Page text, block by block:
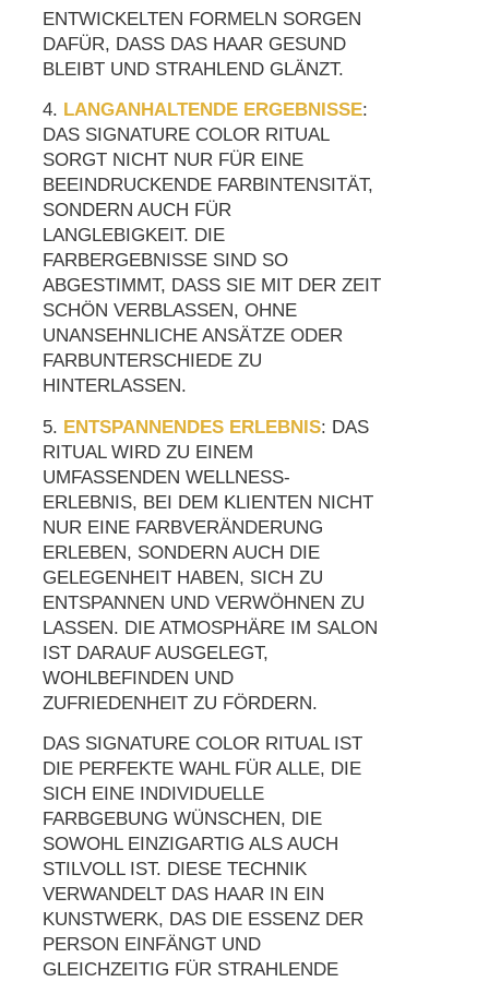
ENTWICKELTEN FORMELN SORGEN
DAFÜR, DASS DAS HAAR GESUND
BLEIBT UND STRAHLEND GLÄNZT.
4. LANGANHALTENDE ERGEBNISSE:
DAS SIGNATURE COLOR RITUAL
SORGT NICHT NUR FÜR EINE
BEEINDRUCKENDE FARBINTENSITÄT,
SONDERN AUCH FÜR
LANGLEBIGKEIT. DIE
FARBERGEBNISSE SIND SO
ABGESTIMMT, DASS SIE MIT DER ZEIT
SCHÖN VERBLASSEN, OHNE
UNANSEHNLICHE ANSÄTZE ODER
FARBUNTERSCHIEDE ZU
HINTERLASSEN.
5. ENTSPANNENDES ERLEBNIS: DAS
RITUAL WIRD ZU EINEM
UMFASSENDEN WELLNESS-
ERLEBNIS, BEI DEM KLIENTEN NICHT
NUR EINE FARBVERÄNDERUNG
ERLEBEN, SONDERN AUCH DIE
GELEGENHEIT HABEN, SICH ZU
ENTSPANNEN UND VERWÖHNEN ZU
LASSEN. DIE ATMOSPHÄRE IM SALON
IST DARAUF AUSGELEGT,
WOHLBEFINDEN UND
ZUFRIEDENHEIT ZU FÖRDERN.
DAS SIGNATURE COLOR RITUAL IST
DIE PERFEKTE WAHL FÜR ALLE, DIE
SICH EINE INDIVIDUELLE
FARBGEBUNG WÜNSCHEN, DIE
SOWOHL EINZIGARTIG ALS AUCH
STILVOLL IST. DIESE TECHNIK
VERWANDELT DAS HAAR IN EIN
KUNSTWERK, DAS DIE ESSENZ DER
PERSON EINFÄNGT UND
GLEICHZEITIG FÜR STRAHLENDE